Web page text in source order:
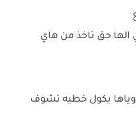
الها حق تاخذ من هاي
وياها يكول خطيه تشوف